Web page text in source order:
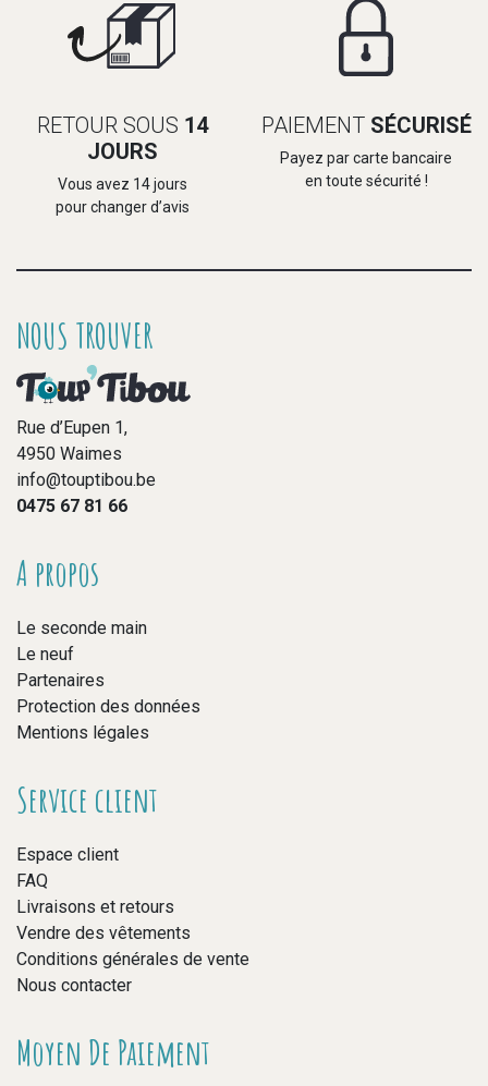
RETOUR SOUS 14
JOURS
Vous avez 14 jours
pour changer d’avis
PAIEMENT SÉCURISÉ
Payez par carte bancaire
en toute sécurité !
NOUS TROUVER
Rue d’Eupen 1,
4950 Waimes
info@touptibou.be
0475 67 81 66
A propos
Le seconde main
Le neuf
Partenaires
Protection des données
Mentions légales
Service client
Espace client
FAQ
Livraisons et retours
Vendre des vêtements
Conditions générales de vente
Nous contacter
Moyen De Paiement